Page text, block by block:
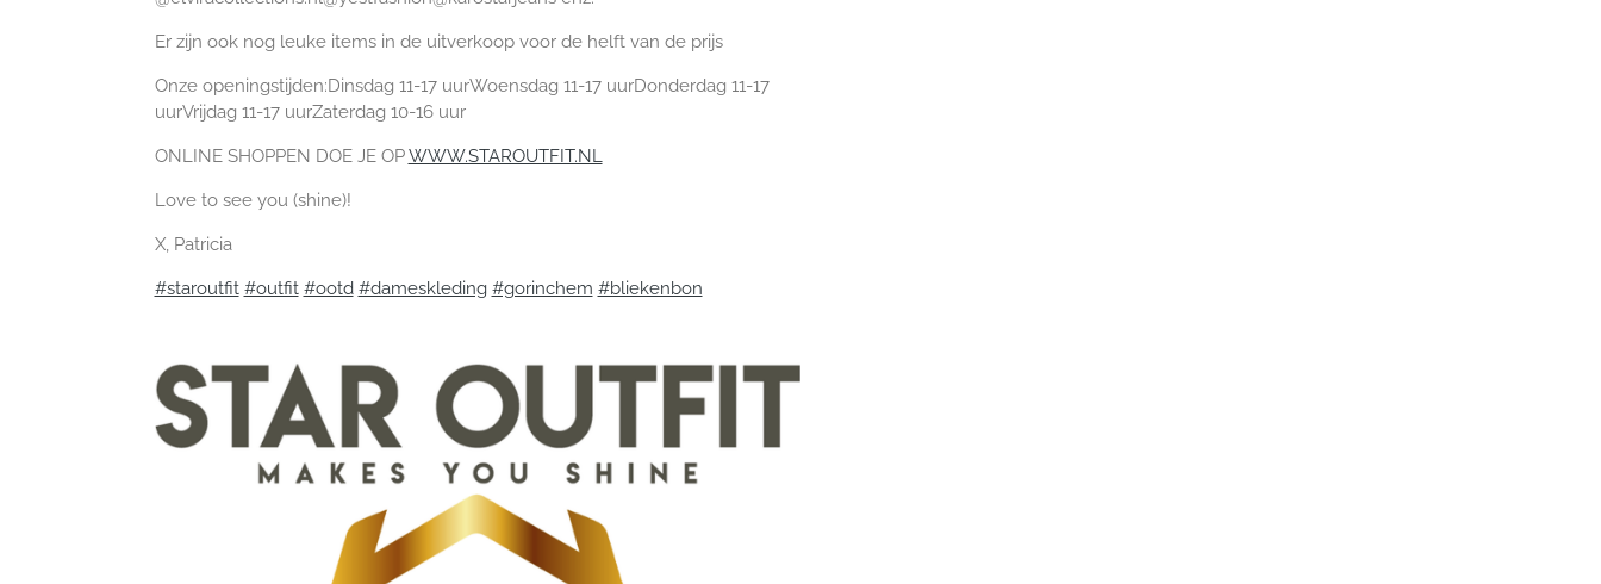
Er zijn ook nog leuke items in de uitverkoop voor de helft van de prijs
Onze openingstijden:Dinsdag 11-17 uurWoensdag 11-17 uurDonderdag 11-17
uurVrijdag 11-17 uurZaterdag 10-16 uur
ONLINE SHOPPEN DOE JE OPWWW.STAROUTFIT.NL
Love to see you (shine)!
X, Patricia
#staroutfit #outfit #ootd #dameskleding #gorinchem #bliekenbon